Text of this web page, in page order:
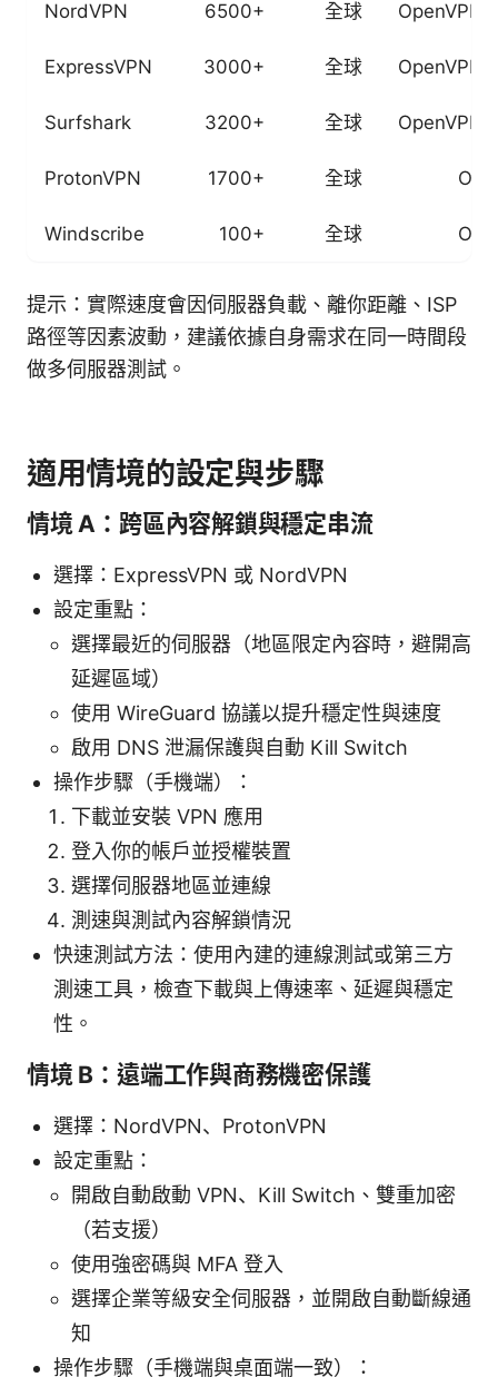
NordVPN 6500+ 全球 OpenVPN,
ExpressVPN 3000+ 全球 OpenVPN,
Surfshark 3200+ 全球 OpenVPN,
ProtonVPN 1700+ 全球
Windscribe 100+ 全球
提示：實際速度會因伺服器負載、離你距離、ISP
路徑等因素波動，建議依據自身需求在同一時間段
做多伺服器測試。
適用情境的設定與步驟
情境 A：跨區內容解鎖與穩定串流
選擇：ExpressVPN 或 NordVPN
設定重點：
選擇最近的伺服器（地區限定內容時，避開高
延遲區域）
使用 WireGuard 協議以提升穩定性與速度
啟用 DNS 泄漏保護與自動 Kill Switch
操作步驟（手機端）：
下載並安裝 VPN 應用
登入你的帳戶並授權裝置
選擇伺服器地區並連線
測速與測試內容解鎖情況
快速測試方法：使用內建的連線測試或第三方
測速工具，檢查下載與上傳速率、延遲與穩定
性。
情境 B：遠端工作與商務機密保護
選擇：NordVPN、ProtonVPN
設定重點：
開啟自動啟動 VPN、Kill Switch、雙重加密
（若支援）
使用強密碼與 MFA 登入
選擇企業等級安全伺服器，並開啟自動斷線通
知
操作步驟（手機端與桌面端一致）：